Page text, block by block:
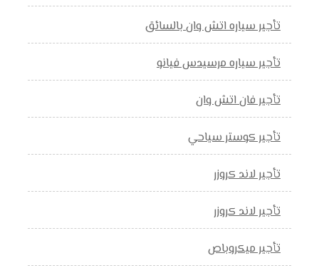
تأجير سياره اتش وان بالسائق
تأجير سياره مرسيدس فيانو
تأجير فان اتش وان
تأجير كوستر سياحي
تأجير لاند كروزر
تأجير لاند كروزر
تأجير ميكروباص